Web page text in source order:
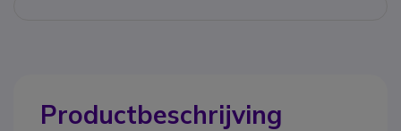
Productbeschrijving